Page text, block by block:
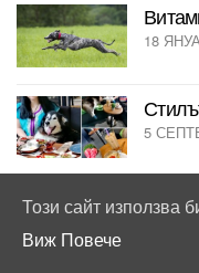
18
5
С
Този сайт използва
Виж Повече